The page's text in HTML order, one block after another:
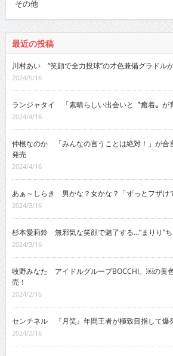
その他
最近の投稿
川村あい “笑顔で全力投球”の才色兼備グラドル
2024/5/16
ランジャタイ 「素晴らしい出会いと〝癒着〟が
2024/4/16
仲根なのか 「みんなの言うことは絶対！」が合
発売
2024/4/16
あぁ～しらき 男かな？女かな？「ずっとフザけ
2024/3/16
杉本愛莉鈴 無邪気な笑顔で魅了する…“まりり”ち
2024/3/16
牧野みなた アイドルグループBOCCHI。￼の黄
売！
2024/2/16
センチネル 『月笑』年間王者が極致目指して爆
2024/2/16